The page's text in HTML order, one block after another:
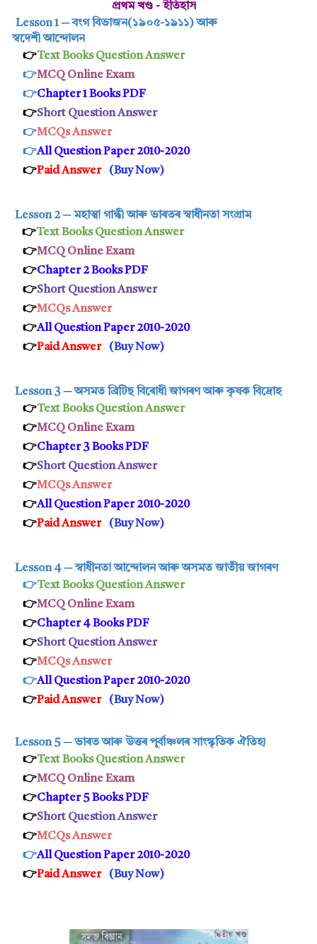
প্ৰথম খণ্ড - ইতিহাস
Lesson 1 ─বংগ বিভাজন(১৯০৫-১৯১১)আৰু
স্বদেশী আন্দোলন
👉Text Books Question Answer
👉MCQ Online Exam
👉Chapter 1 Books PDF
👉Short Question Answer
👉MCQs Answer
👉All Question Paper 2010-2020
👉Paid Answer (Buy Now)
Lesson 2 ─মহাত্মা গান্ধী আৰু ভাৰতৰ স্বাধীনতা সংগ্ৰাম
👉Text Books Question Answer
👉MCQ Online Exam
👉Chapter 2 Books PDF
👉Short Question Answer
👉MCQs Answer
👉All Question Paper 2010-2020
👉Paid Answer (Buy Now)
Lesson 3 ─অসমত ব্ৰিটিছ বিৰোধী জাগৰণ আৰু কৃষক বিদ্ৰোহ
👉Text Books Question Answer
👉MCQ Online Exam
👉Chapter 3 Books PDF
👉Short Question Answer
👉MCQs Answer
👉All Question Paper 2010-2020
👉Paid Answer (Buy Now)
Lesson 4 ─স্বাধীনতা আন্দোলন আৰু অসমত জাতীয় জাগৰণ
👉Text Books Question Answer
👉MCQ Online Exam
👉Chapter 4 Books PDF
👉Short Question Answer
👉MCQs Answer
👉All Question Paper 2010-2020
👉Paid Answer (Buy Now)
Lesson 5 ─ভাৰত আৰু উত্তৰ পূৰ্বাঞ্চলৰ সাংস্কৃতিক ঐতিহ্য
👉Text Books Question Answer
👉MCQ Online Exam
👉Chapter 5 Books PDF
👉Short Question Answer
👉MCQs Answer
👉All Question Paper 2010-2020
👉Paid Answer (Buy Now)